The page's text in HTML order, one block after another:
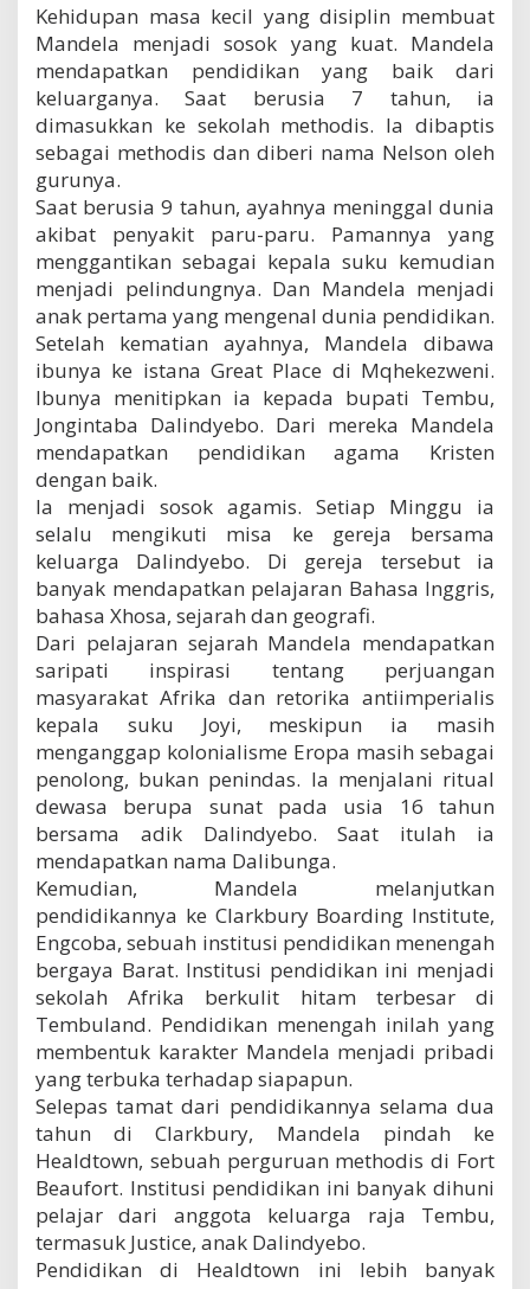
Kehidupan masa kecil yang disiplin membuat
Mandela menjadi sosok yang kuat. Mandela
mendapatkan pendidikan yang baik dari
keluarganya. Saat berusia 7 tahun, ia
dimasukkan ke sekolah methodis. Ia dibaptis
sebagai methodis dan diberi nama Nelson oleh
gurunya.
Saat berusia 9 tahun, ayahnya meninggal dunia
akibat penyakit paru-paru. Pamannya yang
menggantikan sebagai kepala suku kemudian
menjadi pelindungnya. Dan Mandela menjadi
anak pertama yang mengenal dunia pendidikan.
Setelah kematian ayahnya, Mandela dibawa
ibunya ke istana Great Place di Mqhekezweni.
Ibunya menitipkan ia kepada bupati Tembu,
Jongintaba Dalindyebo. Dari mereka Mandela
mendapatkan pendidikan agama Kristen
dengan baik.
Ia menjadi sosok agamis. Setiap Minggu ia
selalu mengikuti misa ke gereja bersama
keluarga Dalindyebo. Di gereja tersebut ia
banyak mendapatkan pelajaran Bahasa Inggris,
bahasa Xhosa, sejarah dan geografi.
Dari pelajaran sejarah Mandela mendapatkan
saripati inspirasi tentang perjuangan
masyarakat Afrika dan retorika antiimperialis
kepala suku Joyi, meskipun ia masih
menganggap kolonialisme Eropa masih sebagai
penolong, bukan penindas. Ia menjalani ritual
dewasa berupa sunat pada usia 16 tahun
bersama adik Dalindyebo. Saat itulah ia
mendapatkan nama Dalibunga.
Kemudian, Mandela melanjutkan
pendidikannya ke Clarkbury Boarding Institute,
Engcoba, sebuah institusi pendidikan menengah
bergaya Barat. Institusi pendidikan ini menjadi
sekolah Afrika berkulit hitam terbesar di
Tembuland. Pendidikan menengah inilah yang
membentuk karakter Mandela menjadi pribadi
yang terbuka terhadap siapapun.
Selepas tamat dari pendidikannya selama dua
tahun di Clarkbury, Mandela pindah ke
Healdtown, sebuah perguruan methodis di Fort
Beaufort. Institusi pendidikan ini banyak dihuni
pelajar dari anggota keluarga raja Tembu,
termasuk Justice, anak Dalindyebo.
Pendidikan di Healdtown ini lebih banyak